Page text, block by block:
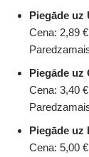
Piegāde uz
Cena: 2,89
Piegāde uz
Cena: 3,40
Piegāde uz
Cena: 5,00